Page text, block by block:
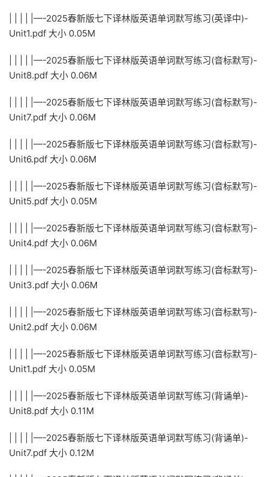
| | | | |—-2025春新版七下译林版英语单词默写练习(英译中)-
Unit1.pdf 大小 0.05M
| | | | |—-2025春新版七下译林版英语单词默写练习(音标默写)-
Unit8.pdf 大小 0.06M
| | | | |—-2025春新版七下译林版英语单词默写练习(音标默写)-
Unit7.pdf 大小 0.06M
| | | | |—-2025春新版七下译林版英语单词默写练习(音标默写)-
Unit6.pdf 大小 0.06M
| | | | |—-2025春新版七下译林版英语单词默写练习(音标默写)-
Unit5.pdf 大小 0.05M
| | | | |—-2025春新版七下译林版英语单词默写练习(音标默写)-
Unit4.pdf 大小 0.06M
| | | | |—-2025春新版七下译林版英语单词默写练习(音标默写)-
Unit3.pdf 大小 0.06M
| | | | |—-2025春新版七下译林版英语单词默写练习(音标默写)-
Unit2.pdf 大小 0.06M
| | | | |—-2025春新版七下译林版英语单词默写练习(音标默写)-
Unit1.pdf 大小 0.05M
| | | | |—-2025春新版七下译林版英语单词默写练习(背诵单)-
Unit8.pdf 大小 0.11M
| | | | |—-2025春新版七下译林版英语单词默写练习(背诵单)-
Unit7.pdf 大小 0.12M